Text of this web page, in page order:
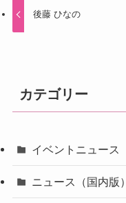
後藤 ひなの
カテゴリー
イベントニュース
ニュース（国内版）